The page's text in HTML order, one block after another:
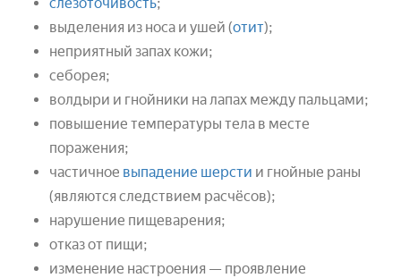
выделения из носа и ушей (отит);
неприятный запах кожи;
себорея;
волдыри и гнойники на лапах между пальцами;
повышение температуры тела в месте
поражения;
частичное выпадение шерсти и гнойные раны
(являются следствием расчёсов);
нарушение пищеварения;
отказ от пищи;
изменение настроения — проявление